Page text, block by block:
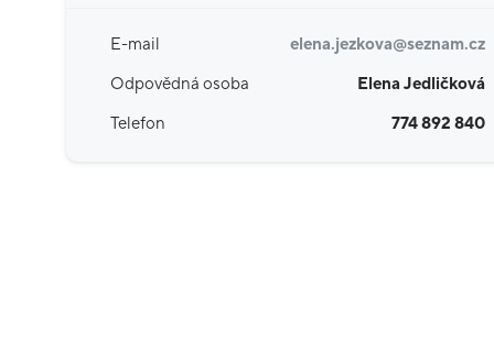
E-mail
elena.jezkova@seznam.cz
Odpovědná osoba
Elena Jedličková
Telefon
774 892 840